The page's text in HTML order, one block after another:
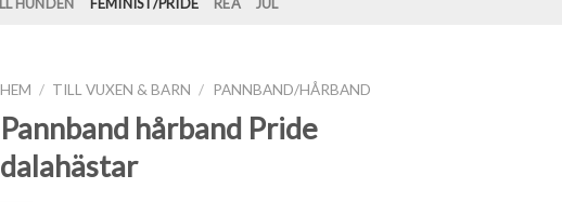
HEM / TILL VUXEN & BARN / PANNBAND/HÅRBAND
Pannband hårband Pride
dalahästar